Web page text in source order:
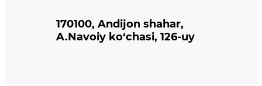
170100, Andijon shahar,
A.Navoiy ko‘chasi, 126-uy